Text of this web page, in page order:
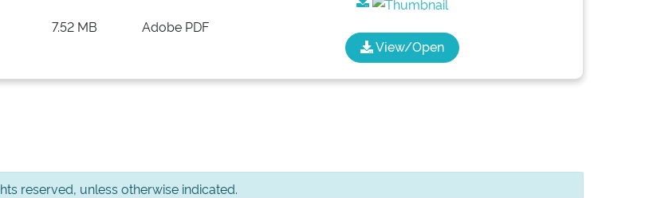
7.52 MB
Adobe PDF
View/Open
reserved, unless otherwise indicated.